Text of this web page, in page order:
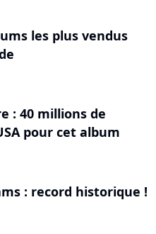
les plus vendus
: 40 millions de
pour cet album
: record historique !